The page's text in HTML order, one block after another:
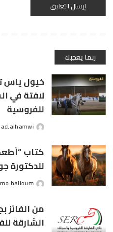
ربما يعجبك
خيول ياس
لافتة في
للفروسية
Posted
كتاب
للدكتورة
Posted
halloum
من الفائز
الشارقة